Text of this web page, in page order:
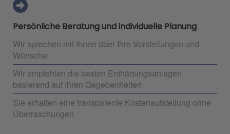
Persönliche Beratung und individuelle Planung
Wir sprechen mit Ihnen über Ihre Vorstellungen und
Wünsche
Wir empfehlen die besten Enthärtungsanlagen
basierend auf Ihren Gegebenheiten
Sie erhalten eine transparente Kostenaufstellung ohne
Überraschungen